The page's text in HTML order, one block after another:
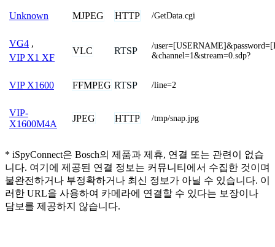
Unknown MJPEG HTTP /GetData.cgi
VG4 ,
VIP X1 XF
VLC RTSP
/
&channel=1&stream=0.sdp?
VIP X1600 FFMPEG RTSP /line=2
VIP-
X1600M4A
JPEG HTTP /tmp/snap.jpg
* iSpyConnect은 Bosch의 제품과 제휴, 연결 또는 관련이 없습
니다. 여기에 제공된 연결 정보는 커뮤니티에서 수집한 것이며
불완전하거나 부정확하거나 최신 정보가 아닐 수 있습니다. 이
러한 URL을 사용하여 카메라에 연결할 수 있다는 보장이나
담보를 제공하지 않습니다.